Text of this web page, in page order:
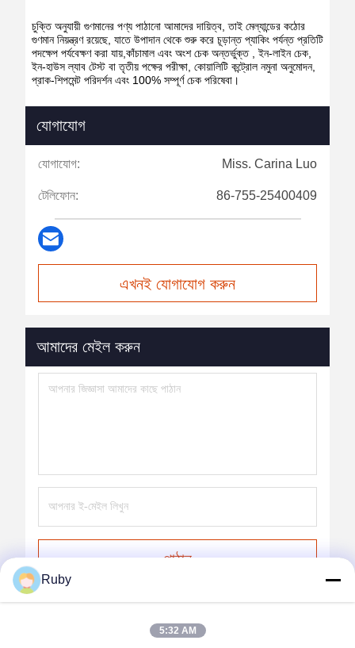
চুক্তি অনুযায়ী গুণমানের পণ্য পাঠানো আমাদের দায়িত্ব, তাই মেল্যান্ডের কঠোর
গুণমান নিয়ন্ত্রণ রয়েছে, যাতে উপাদান থেকে শুরু করে চূড়ান্ত প্যাকিং পর্যন্ত প্রতিটি
পদক্ষেপ পর্যবেক্ষণ করা যায়,কাঁচামাল এবং অংশ চেক অন্তর্ভুক্ত , ইন-লাইন চেক,
ইন-হাউস ল্যাব টেস্ট বা তৃতীয় পক্ষের পরীক্ষা, কোয়ালিটি কন্ট্রোল নমুনা অনুমোদন,
প্রাক-শিপমেন্ট পরিদর্শন এবং 100% সম্পূর্ণ চেক পরিষেবা।
যোগাযোগ
যোগাযোগ: Miss. Carina Luo
টেলিফোন: 86-755-25400409
এখনই যোগাযোগ করুন
আমাদের মেইল করুন
পাঠান
Ruby
5:32 AM